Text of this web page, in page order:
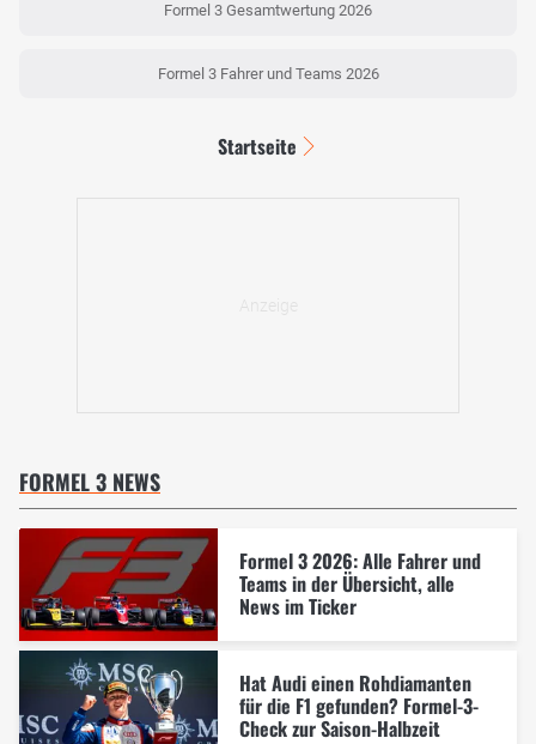
Formel 3 Gesamtwertung 2026
Formel 3 Fahrer und Teams 2026
Startseite
FORMEL 3 NEWS
Formel 3 2026: Alle Fahrer und
Teams in der Übersicht, alle
News im Ticker
Hat Audi einen Rohdiamanten
für die F1 gefunden? Formel-3-
Check zur Saison-Halbzeit